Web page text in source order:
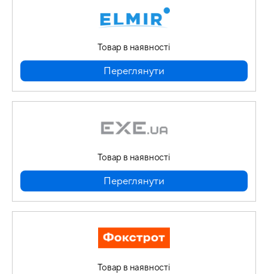
Товар в наявності
Переглянути
Товар в наявності
Переглянути
Товар в наявності